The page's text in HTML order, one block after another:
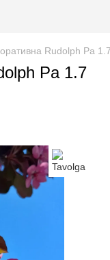
Rudolph Pa
Pa 1.7